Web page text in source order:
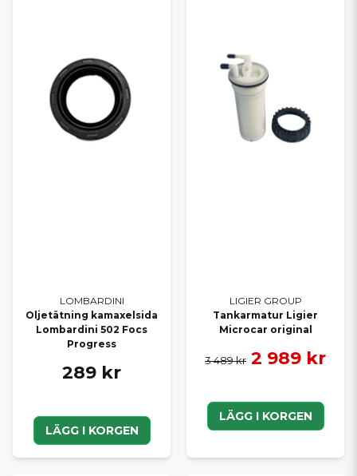
LOMBARDINI
Oljetätning kamaxelsida
Lombardini 502 Focs
Progress
289 kr
LÄGG I KORGEN
LIGIER GROUP
Tankarmatur Ligier
Microcar original
3 489 kr 2 989 kr
LÄGG I KORGEN